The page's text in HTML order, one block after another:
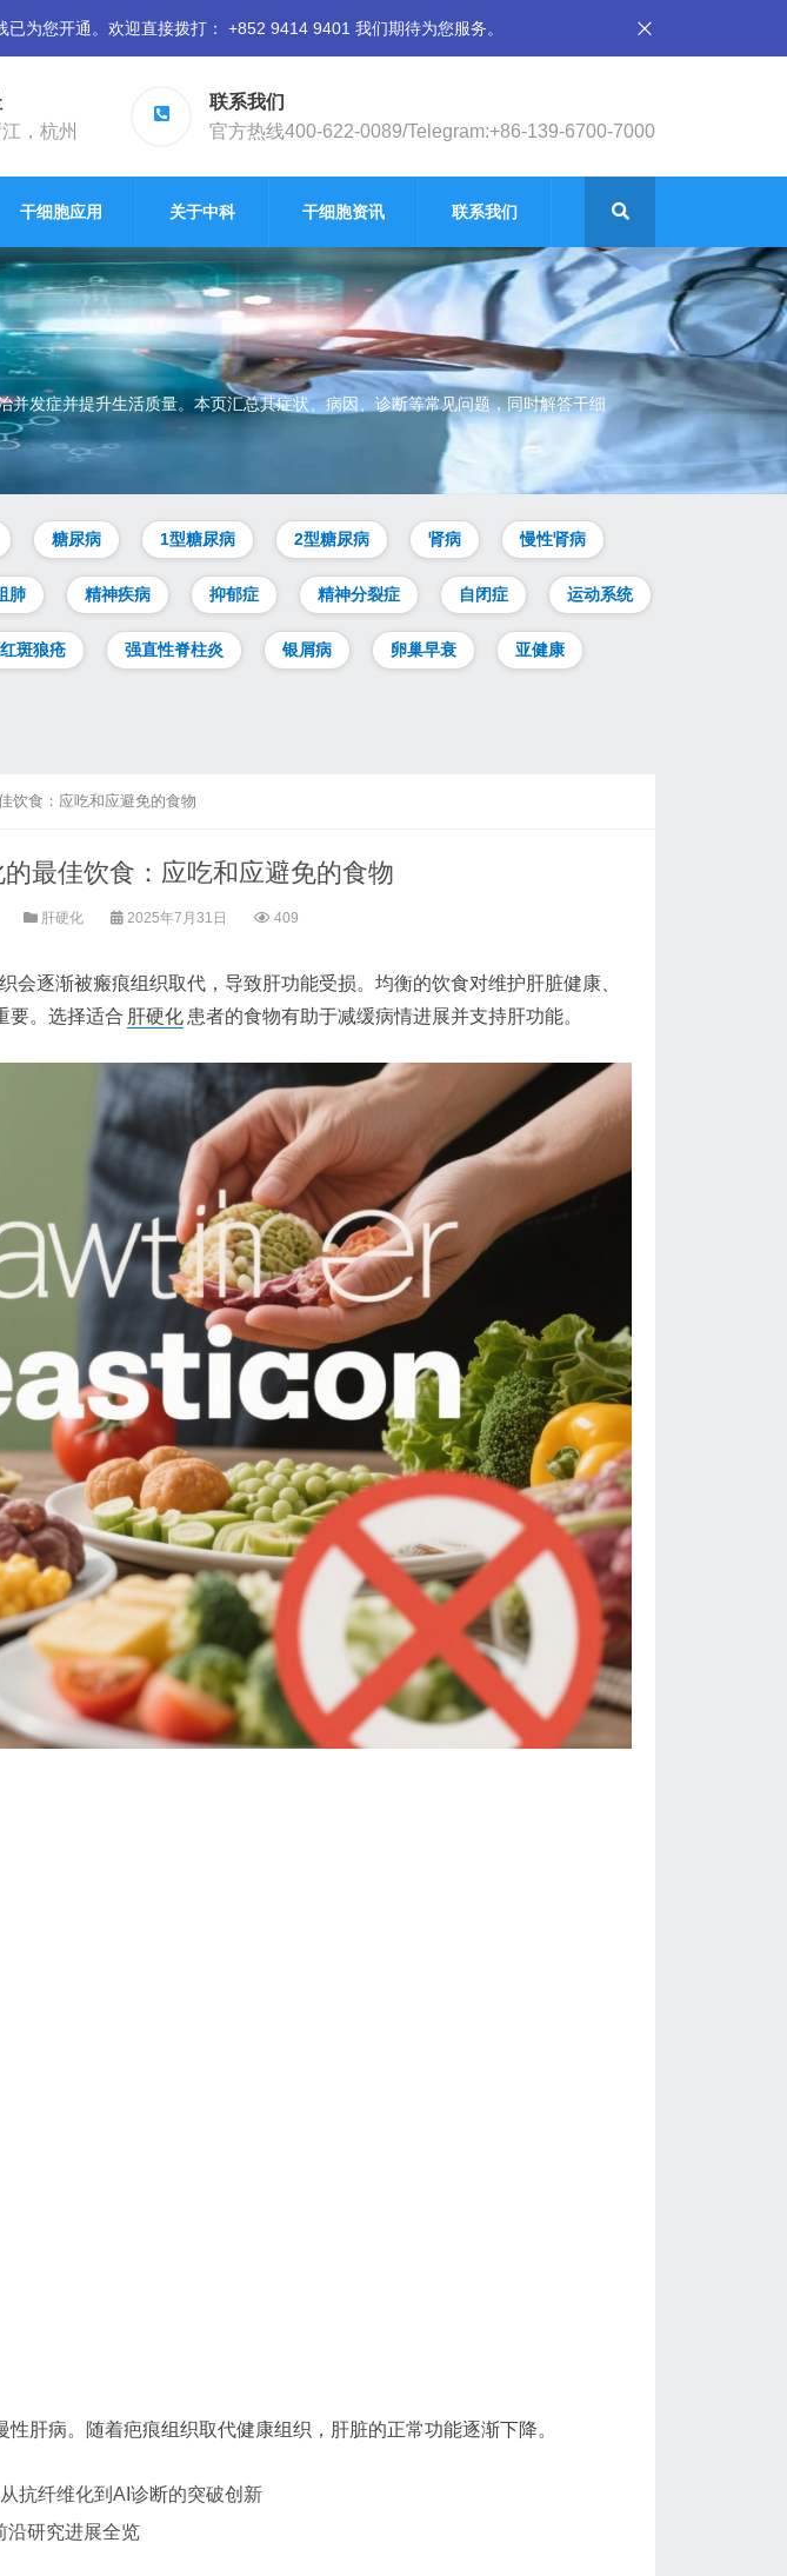
为您开通。欢迎直接拨打： +852 9414 9401 我们期待为您服务。
，杭州
联系我们
官方热线400-622-0089/Telegram:+86-139-6700-7000
干细胞应用 关于中科 干细胞资讯 联系我们
发症并提升生活质量。本页汇总其症状、病因、诊断等常见问题，同时解答干细
糖尿病 1型糖尿病 2型糖尿病 肾病 慢性肾病
肺 精神疾病 抑郁症 精神分裂症 自闭症 运动系统
斑狼疮 强直性脊柱炎 银屑病 卵巢早衰 亚健康
饮食：应吃和应避免的食物
的最佳饮食：应吃和应避免的食物
肝硬化 2025年7月31日 409
会逐渐被瘢痕组织取代，导致肝功能受损。均衡的饮食对维护肝脏健康、
要。选择适合 肝硬化 患者的食物有助于减缓病情进展并支持肝功能。
肝病。随着疤痕组织取代健康组织，肝脏的正常功能逐渐下降。
抗纤维化到AI诊断的突破创新
沿研究进展全览